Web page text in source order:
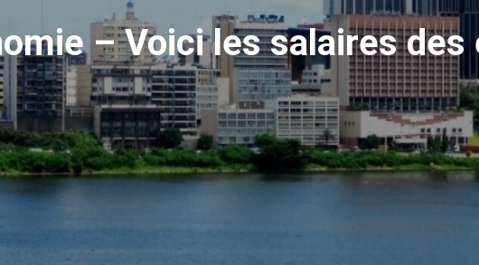
– Voici les salaires des